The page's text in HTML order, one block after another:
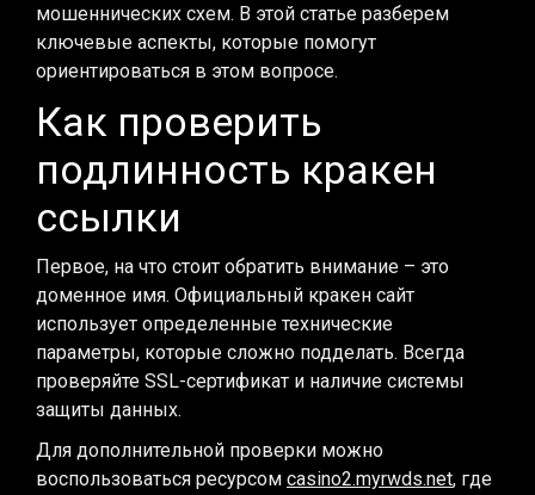
мошеннических схем. В этой статье разберем
ключевые аспекты, которые помогут
ориентироваться в этом вопросе.
Как проверить
подлинность кракен
ссылки
Первое, на что стоит обратить внимание – это
доменное имя. Официальный кракен сайт
использует определенные технические
параметры, которые сложно подделать. Всегда
проверяйте SSL-сертификат и наличие системы
защиты данных.
Для дополнительной проверки можно
воспользоваться ресурсом casino2.myrwds.net, где